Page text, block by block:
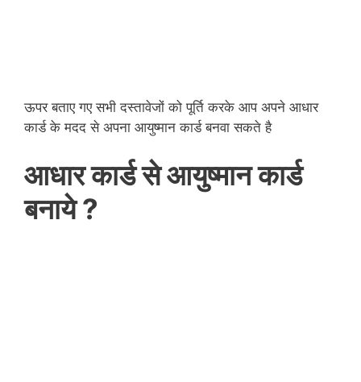
ऊपर बताए गए सभी दस्तावेजों को पूर्ति करके आप अपने आधार
कार्ड के मदद से अपना आयुष्मान कार्ड बनवा सकते है
आधार कार्ड से आयुष्मान कार्ड
बनाये ?